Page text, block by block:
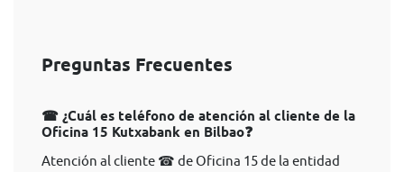
Preguntas Frecuentes
☎ ¿Cuál es teléfono de atención al cliente de la
Oficina 15 Kutxabank en Bilbao❓
Atención al cliente ☎ de Oficina 15 de la entidad